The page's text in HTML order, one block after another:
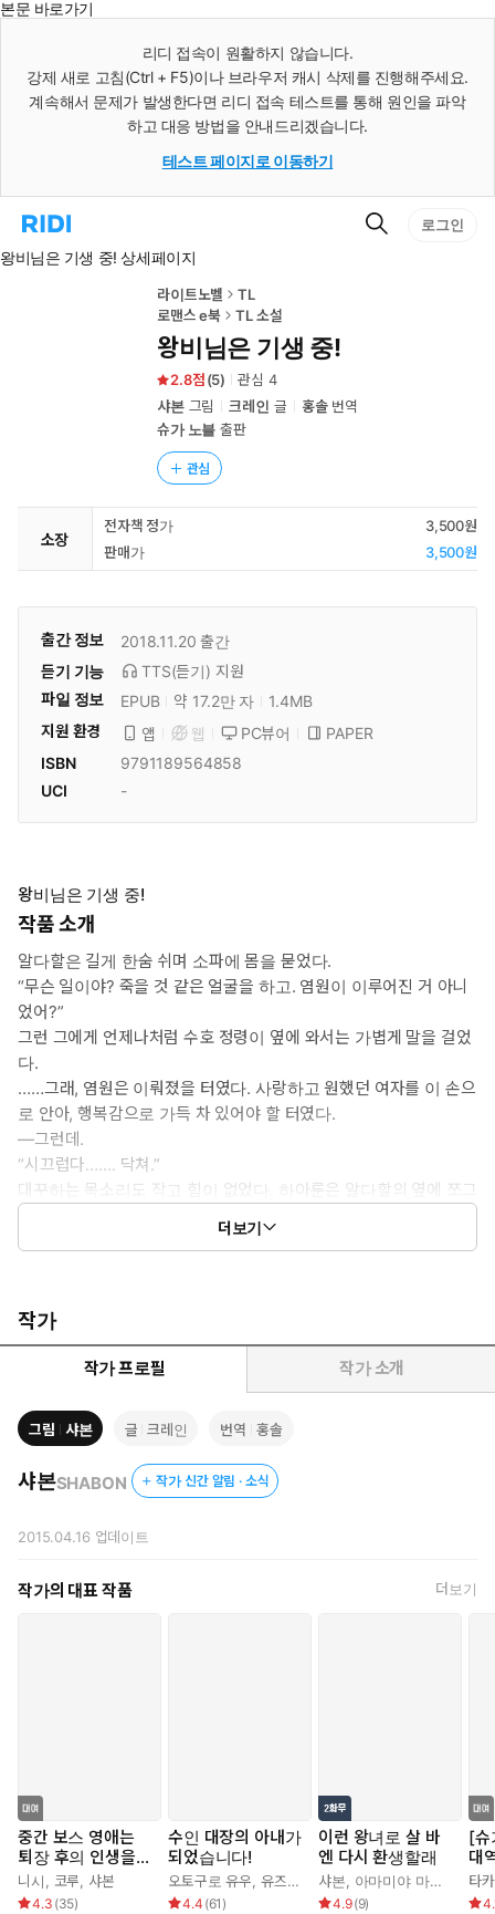
본문 바로가기
리디 접속이 원활하지 않습니다.
강제 새로 고침(Ctrl + F5)이나 브라우저 캐시 삭제를 진행해주세요.
계속해서 문제가 발생한다면 리디 접속 테스트를 통해 원인을 파악
하고 대응 방법을 안내드리겠습니다.
테스트 페이지로 이동하기
리
홈
검
로그인
왕비님은 기생 중! 상세페이지
라이트노벨
TL
로맨스 e북
TL 소설
왕비님은 기생 중!
2.8 (5) 관심 4
샤본그림 크레인 글 홍솔번역
슈가 노블 출판
관심
소장
전자책 정가
3,500원
판매가
3,500원
출간 정보 2018.11.20 출간
듣기 기능
TTS(듣기) 지원
파일 정보
EPUB 약 17.2만 자
1.4MB
지원 환경
앱 웹 PC뷰어
PAPER
ISBN
9791189564858
UCI
-
왕비님은 기생 중!
작품 소개
알다할은 길게 한숨 쉬며 소파에 몸을 묻었다.
“무슨 일이야? 죽을 것 같은 얼굴을 하고. 염원이 이루어진 거 아니
었어?”
그런 그에게 언제나처럼 수호 정령이 옆에 와서는 가볍게 말을 걸었
다.
……그래, 염원은 이뤄졌을 터였다. 사랑하고 원했던 여자를 이 손으
로 안아, 행복감으로 가득 차 있어야 할 터였다.
—그런데.
“시끄럽다……. 닥쳐.”
대꾸하는 목소리도 작고 힘이 없었다. 하아룬은 알다할의 옆에 쪼그
리고 앉아 얼굴을 훔쳐보았다. 그녀에게 심각한 오해를 사 버렸다.
대체, 무엇이 잘못된 걸까. 알다할은 머리를 싸쥐었다.
쓱했다.
“그건 무리지.”
수호 정령은 쌀쌀맞게 말했다. 알다할은 더욱 우울해졌다.
“뭐지, 그건?”
“마유의 고향에서 남자가 상대도 하지 않는 여성을 경멸하며 부르는
말이라지?”
“지독한 말이군. 실례에도 정도가 있지. 마유에게 사용될 만한 단어
“그래도 그녀는 자신을 그렇게 생각하고 있어. 가치가 없는 사람이
알다할은 입술을 깨물었다. 어째서 그녀는 누구보다 자신의 가치
지.”
하아룬이 하는 말은 쌀쌀맞았고, 무엇보다 틀리지 않았다.
“빨리 말해. 정체 같은 거, 그냥 밝혀 버리면 되잖아. 거짓말은 쓸
데없는 거야. 그 싹을 잘라 버리지 않으면 점점 뿌리가 깊어져서
언젠가는 돌이킬 수 없어질 테지.”
더보기
작가
작가 프로필 작가 소개
그림 샤본 글 크레인 번역 홍솔
샤본SHABON 작가 신간 알림 · 소식
2015.04.16 업데이트
작가의 대표 작품 더보기
중간 보스 영애는
퇴장 후의 인생을
구가한다(예정)
니시, 코루, 샤본
4.3 (35)
수인 대장의 아내가
되었습니다!
오토구로 유우, 유즈하라 테일 , 심이슬,샤본
4.4 (61 )
이런 왕녀로 살 바
엔 다시 환생할래
샤본, 아마미야 마리 아토
4.9(9)
[슈
대
패
습
타